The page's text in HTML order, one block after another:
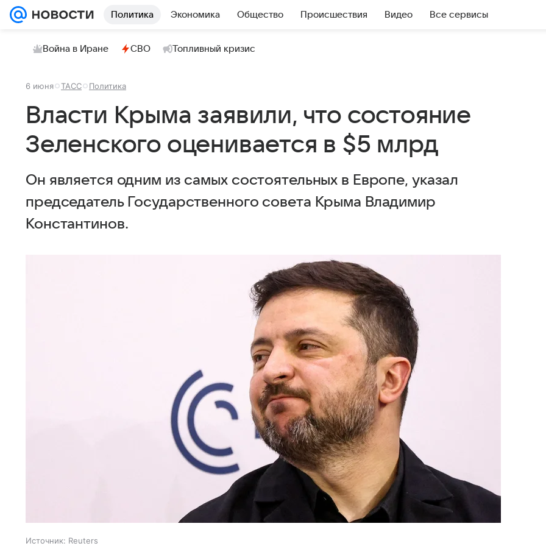
Политика Экономика Общество Происшествия Видео Все сервисы
Война в Иране СВО Топливный кризис
6 июня ТАСС Политика
Власти Крыма заявили, что состояние
Зеленского оценивается в $5 млрд
Он является одним из самых состоятельных в Европе, указал
председатель Государственного совета Крыма Владимир
Константинов.
Источник: Reuters